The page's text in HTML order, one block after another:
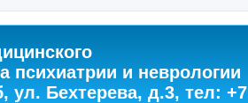
психиатрии и неврологии
Бехтерева, д.3, тел: +7